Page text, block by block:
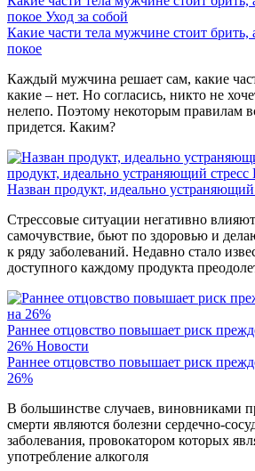
покое Уход за собой
Какие части тела мужчине стоит брить,
покое
Каждый мужчина решает сам, какие
какие – нет. Но согласись, никто не
нелепо. Поэтому некоторым правилам
придется. Каким?
продукт, идеально устраняющий стресс
Назван продукт, идеально устраняющий
Стрессовые ситуации негативно
самочувствие, бьют по здоровью и
к ряду заболеваний. Недавно стало
доступного каждому продукта
Раннее отцовство повышает риск
26% Новости
Раннее отцовство повышает риск
26%
В большинстве случаев, виновниками
смерти являются болезни сердечно-
заболевания, провокатором которых
употребление алкоголя